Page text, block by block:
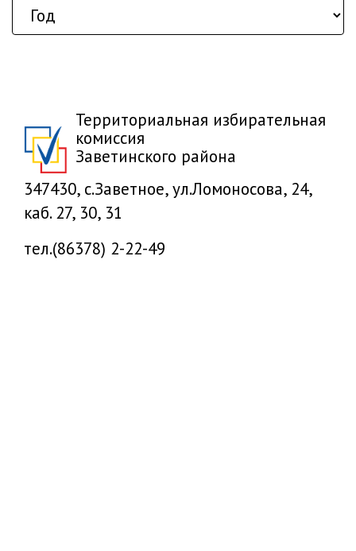
Территориальная избирательная
комиссия
Заветинского района
347430, с.Заветное, ул.Ломоносова, 24,
каб. 27, 30, 31
тел.(86378) 2-22-49